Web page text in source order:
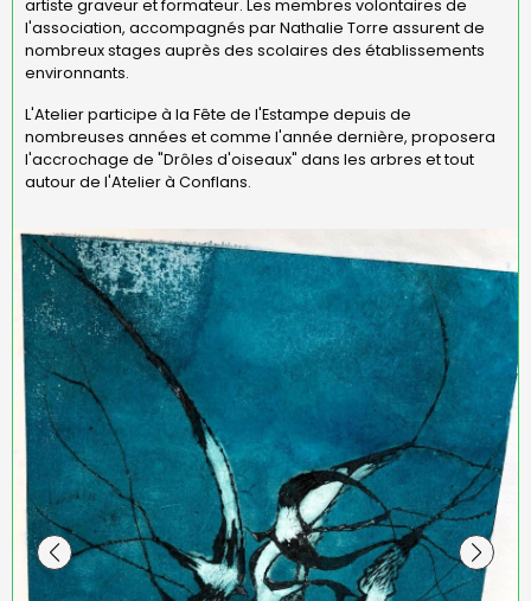
artiste graveur et formateur. Les membres volontaires de
l'association, accompagnés par Nathalie Torre assurent de
nombreux stages auprès des scolaires des établissements
environnants.
L'Atelier participe à la Fête de l'Estampe depuis de
nombreuses années et comme l'année dernière, proposera
l'accrochage de "Drôles d'oiseaux" dans les arbres et tout
autour de l'Atelier à Conflans.